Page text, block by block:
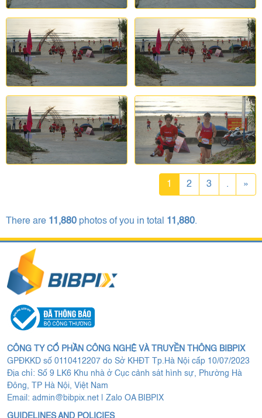
1 2 3 . »
There are 11,880 photos of you in total 11,880.
CÔNG TY CỔ PHẦN CÔNG NGHỆ VÀ TRUYỀN THÔNG BIBPIX
GPĐKKD số 0110412207 do Sở KHĐT Tp.Hà Nội cấp 10/07/2023
Địa chỉ: Số 9 LK6 Khu nhà ở Cục cảnh sát hình sự, Phường Hà
Đông, TP Hà Nội, Việt Nam
Email: admin@bibpix.net Zalo OA BIBPIX
GUIDELINES AND POLICIES